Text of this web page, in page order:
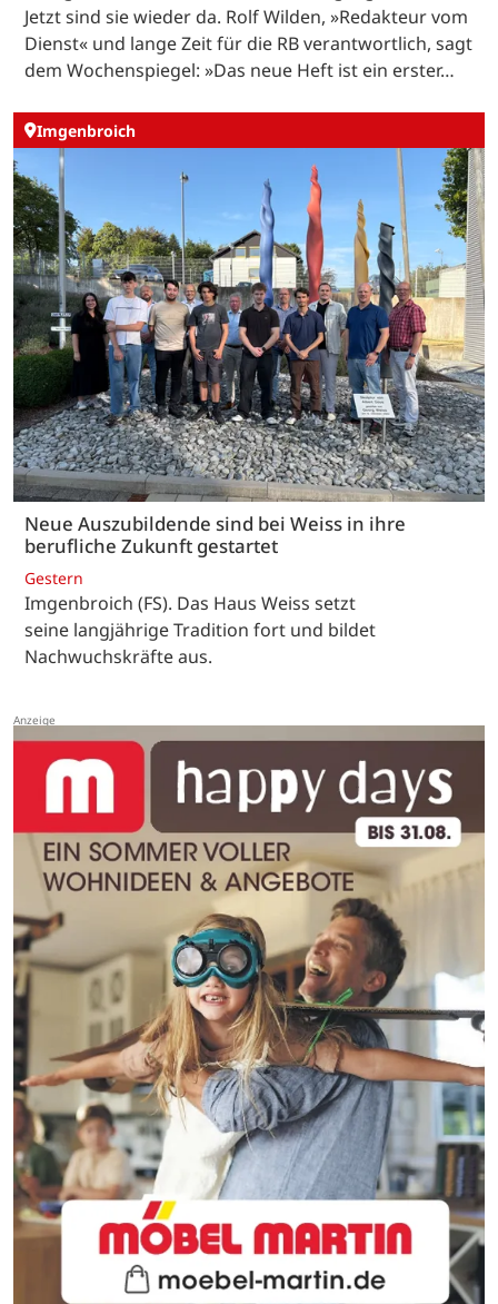
Jetzt sind sie wieder da. Rolf Wilden, »Redakteur vom
Dienst« und lange Zeit für die RB verantwortlich, sagt
dem Wochenspiegel: »Das neue Heft ist ein erster…
Imgenbroich
Neue Auszubildende sind bei Weiss in ihre
berufliche Zukunft gestartet
Gestern
Imgenbroich (FS). Das Haus Weiss setzt
seine langjährige Tradition fort und bildet
Nachwuchskräfte aus.